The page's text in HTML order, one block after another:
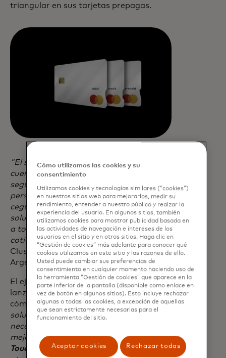
triangular en sus tarjetas prepagas.
"El sistema fue diseñado teniendo en
cuenta la accesibilidad para brindar
seguridad, inclusión e independencia a
personas con disminución visual o con
ceguera. Sin embargo, notamos que la
solución brinda comodidad y practicidad
a todos, en distintas situaciones
cotidianas",explicó Federico Cofman,
Cluster Leader de Mastercard para
Argentina, Uruguay y Paraguay.
El ejecutivo también agregó que el
lanzamiento también es ejemplo de
cómo
"Mastercard trabaja para ofrecer
soluciones que se adapten las
necesidades y preferencias del usuario,
mejorando la experiencia de pago. Las
Touch Card™ya están funcionando en
Cómo utilizamos las cookies y su
consentimiento
Utilizamos cookies y tecnologías similares (“cookies”)
en nuestros sitios web para mejorarlos, medir su
rendimiento, entender a nuestro público y realzar la
experiencia del usuario. En algunos sitios, también
utilizamos cookies para mostrar publicidad basada en
las actividades de navegación e intereses de los
usuarios en el sitio y en otros sitios. Haga clic en
“Gestión de cookies” más adelante para conocer qué
cookies utilizamos en este sitio y las razones de ello.
Usted puede cambiar sus preferencias de
consentimiento en cualquier momento haciendo uso de
la herramienta “Gestión de cookies” que aparece en la
parte inferior de la pantalla (disponible como enlace en
vez de botón en algunos sitios). Esto incluye rechazar
algunas o todas las cookies, a excepción de aquellas
que sean estrictamente necesarias para el
funcionamiento del sitio.
Aceptar cookies Rechazar todas